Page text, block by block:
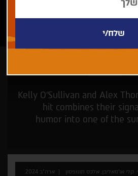
Kelly O'Sullivan and Alex
hit combines their
humor into one of the
קלי או'סאליבן, אלכס תומפסון
ארה"ב 2024